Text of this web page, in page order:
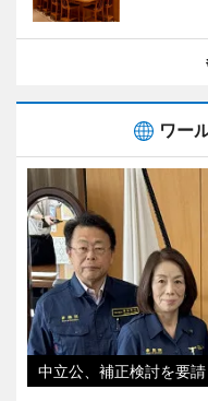
ワー
中立公、補正検討を要請